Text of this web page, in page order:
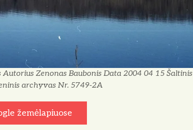
Zenonas Baubonis Data 2004 04 15 Šaltinis
archyvas Nr. 5749-2A
žemėlapiuose